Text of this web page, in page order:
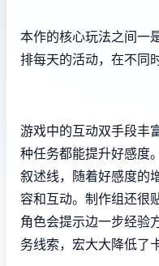
本作的核心玩法之间
排每天的活动，在不同
游戏中的​​互动双手段丰
种任务都能提升好感度
叙述线，随着好感度的
容和互动。制作组还很
角色会提示边一步经验
务线索，宏大大降低了